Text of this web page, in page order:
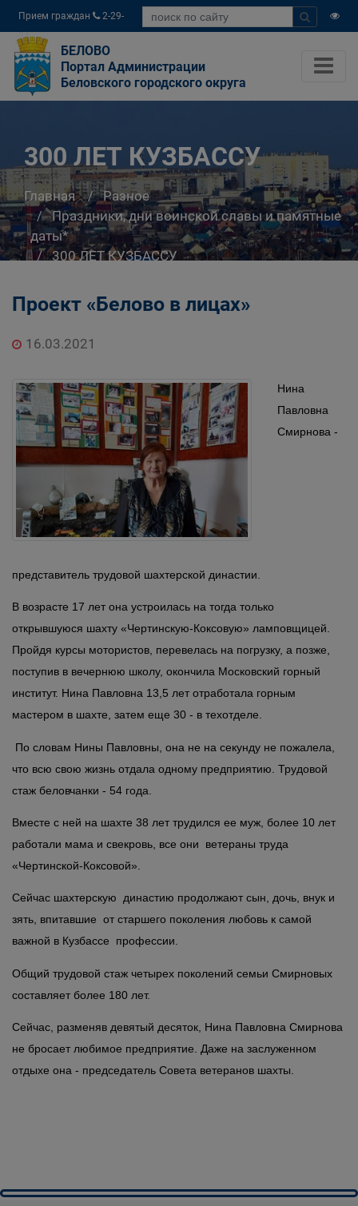
Прием граждан
2-29-
04
БЕЛОВО
Портал Администрации
Беловского городского округа
300 ЛЕТ КУЗБАССУ
Главная
Разное
Праздники, дни воинской славы и памятные
даты*
300 ЛЕТ КУЗБАССУ
Проект «Белово в лицах»
16.03.2021
Нина
Павловна
Смирнова -
представитель трудовой шахтерской династии.
В возрасте 17 лет она устроилась на тогда только
открывшуюся шахту «Чертинскую-Коксовую» ламповщицей.
Пройдя курсы мотористов, перевелась на погрузку, а позже,
поступив в вечернюю школу, окончила Московский горный
институт. Нина Павловна 13,5 лет отработала горным
мастером в шахте, затем еще 30 - в техотделе.
По словам Нины Павловны, она не на секунду не пожалела,
что всю свою жизнь отдала одному предприятию. Трудовой
стаж беловчанки - 54 года.
Вместе с ней на шахте 38 лет трудился ее муж, более 10 лет
работали мама и свекровь, все они ветераны труда
«Чертинской-Коксовой».
Сейчас шахтерскую династию продолжают сын, дочь, внук и
зять, впитавшие от старшего поколения любовь к самой
важной в Кузбассе профессии.
Общий трудовой стаж четырех поколений семьи Смирновых
составляет более 180 лет.
Сейчас, разменяв девятый десяток, Нина Павловна Смирнова
не бросает любимое предприятие. Даже на заслуженном
отдыхе она - председатель Совета ветеранов шахты.